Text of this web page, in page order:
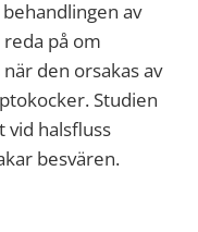
av
på om
den orsakas av
Studien
vid halsfluss
besvären.